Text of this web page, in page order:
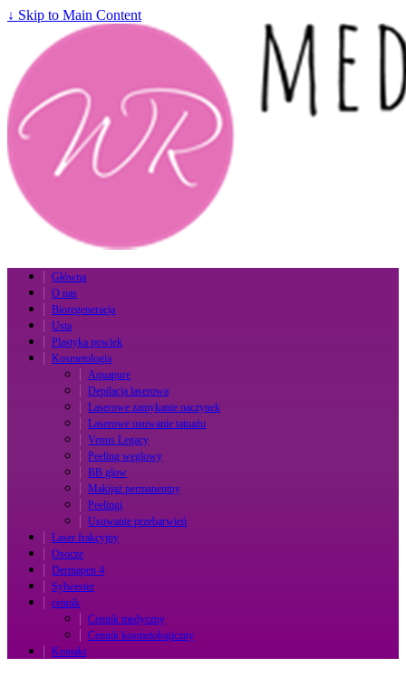
↓ Skip to Main Content
Główna
O nas
Bioregeneracja
Usta
Plastyka powiek
Kosmetologia
Aquapure
Depilacja laserowa
Laserowe zamykanie naczynek
Laserowe usuwanie tatuażu
Venus Legacy
Peeling węglowy
BB glow
Makijaż permanentny
Peelingi
Usuwanie przebarwień
Laser frakcyjny
Osocze
Dermapen 4
Sylwester
cennik
Cennik medyczny
Cennik kosmetologiczny
Kontakt